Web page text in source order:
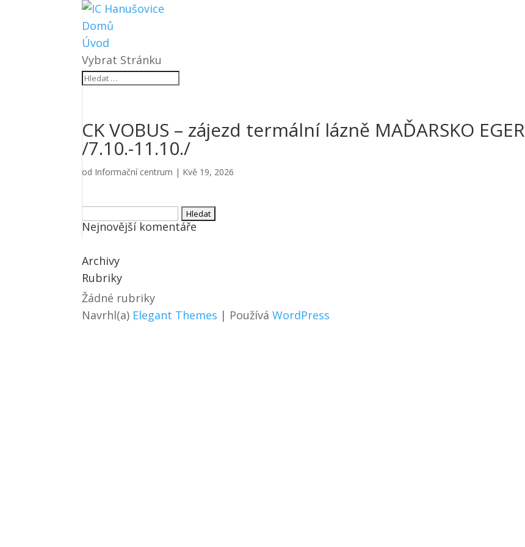
Domů
Úvod
Vybrat Stránku
CK VOBUS – zájezd termální lázně MAĎARSKO EGER
/7.10.-11.10./
od Informační centrum | Kvě 19, 2026
Vyhledávání
Nejnovější komentáře
Archivy
Rubriky
Žádné rubriky
Navrhl(a) Elegant Themes | PoužíváWordPress